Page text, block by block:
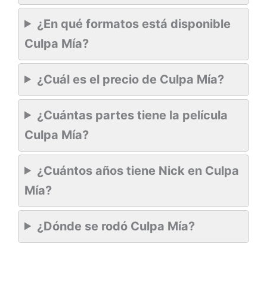
¿En qué formatos está disponible
Culpa Mía?
¿Cuál es el precio de Culpa Mía?
¿Cuántas partes tiene la película
Culpa Mía?
¿Cuántos años tiene Nick en Culpa
Mía?
¿Dónde se rodó Culpa Mía?